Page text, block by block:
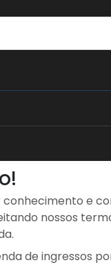
e
nossos
de ingressos